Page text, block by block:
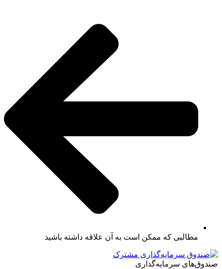
مطالبی که ممکن است به آن علاقه داشته باشید
صندوق‌های سرمایه‌گذاری